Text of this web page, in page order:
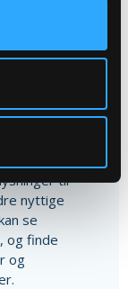
til
nyttige
se
og finde
og